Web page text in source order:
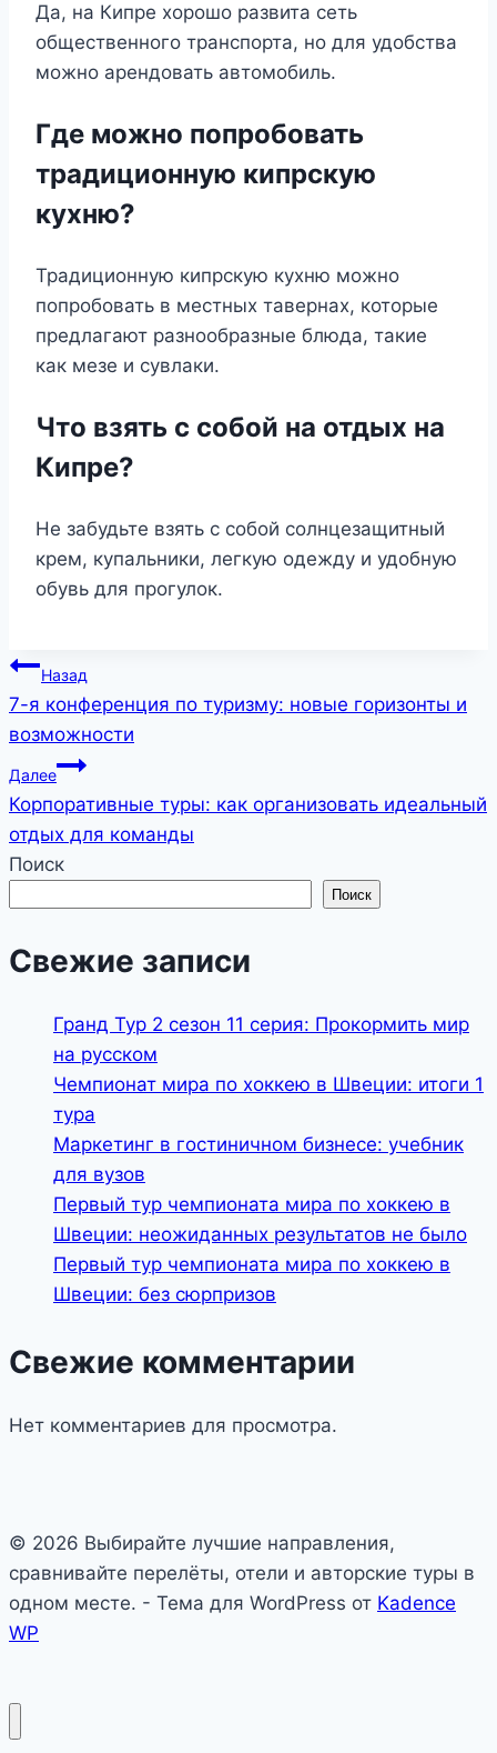
Да, на Кипре хорошо развита сеть
общественного транспорта, но для удобства
можно арендовать автомобиль.
Где можно попробовать
традиционную кипрскую
кухню?
Традиционную кипрскую кухню можно
попробовать в местных тавернах, которые
предлагают разнообразные блюда, такие
как мезе и сувлаки.
Что взять с собой на отдых на
Кипре?
Не забудьте взять с собой солнцезащитный
крем, купальники, легкую одежду и удобную
обувь для прогулок.
Навигация
по
записям
Назад
7-я конференция по туризму: новые горизонты и
возможности
Далее
Корпоративные туры: как организовать идеальный
отдых для команды
Поиск
Поиск
Свежие записи
Гранд Тур 2 сезон 11 серия: Прокормить мир
на русском
Чемпионат мира по хоккею в Швеции: итоги 1
тура
Маркетинг в гостиничном бизнесе: учебник
для вузов
Первый тур чемпионата мира по хоккею в
Швеции: неожиданных результатов не было
Первый тур чемпионата мира по хоккею в
Швеции: без сюрпризов
Свежие комментарии
Нет комментариев для просмотра.
© 2026 Выбирайте лучшие направления,
сравнивайте перелёты, отели и авторские туры в
одном месте. - Тема для WordPress от Kadence
WP